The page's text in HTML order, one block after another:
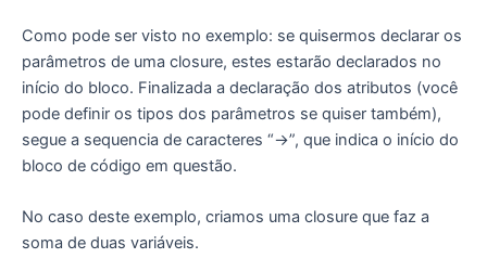
Como pode ser visto no exemplo: se quisermos declarar os
parâmetros de uma closure, estes estarão declarados no
início do bloco. Finalizada a declaração dos atributos (você
pode definir os tipos dos parâmetros se quiser também),
segue a sequencia de caracteres “->”, que indica o início do
bloco de código em questão.
No caso deste exemplo, criamos uma closure que faz a
soma de duas variáveis.